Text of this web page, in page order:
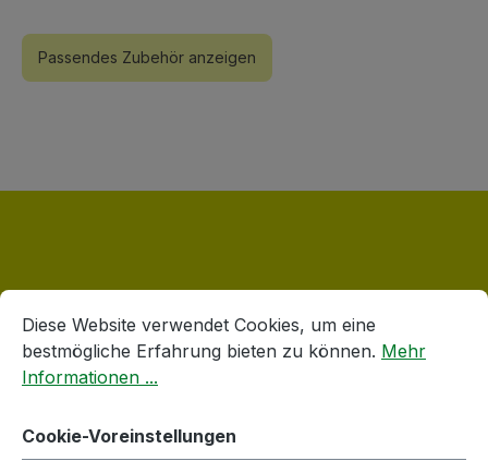
Passendes Zubehör anzeigen
Produktgalerie überspringen
Accessory Items
Cookie-Voreinstellungen
Diese Website verwendet Cookies, um eine bestmögliche
Diese Website verwendet Cookies, um eine
bestmögliche Erfahrung bieten zu können. Mehr
Informationen ...
Cookie-Voreinstellungen